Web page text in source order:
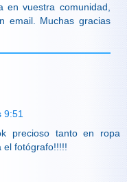
en vuestra comunidad,
email. Muchas gracias
9:51
precioso tanto en ropa
el fotógrafo!!!!!